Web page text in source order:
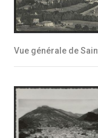
Vue générale de